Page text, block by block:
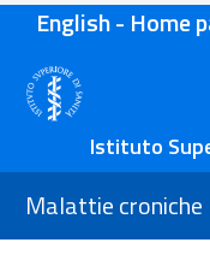
English - Home
Istituto
Malattie croniche